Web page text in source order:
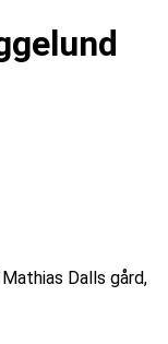
Dalls gård,